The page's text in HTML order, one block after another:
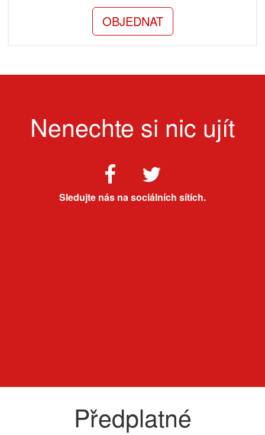
OBJEDNAT
Nenechte si nic ujít
Sledujte nás na sociálních sítích.
Předplatné